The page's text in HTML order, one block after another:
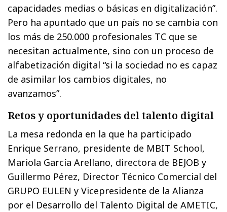
capacidades medias o básicas en digitalización”.
Pero ha apuntado que un país no se cambia con
los más de 250.000 profesionales TC que se
necesitan actualmente, sino con un proceso de
alfabetización digital “si la sociedad no es capaz
de asimilar los cambios digitales, no
avanzamos”.
Retos y oportunidades del talento digital
La mesa redonda en la que ha participado
Enrique Serrano, presidente de MBIT School,
Mariola García Arellano, directora de BEJOB y
Guillermo Pérez, Director Técnico Comercial del
GRUPO EULEN y Vicepresidente de la Alianza
por el Desarrollo del Talento Digital de AMETIC,